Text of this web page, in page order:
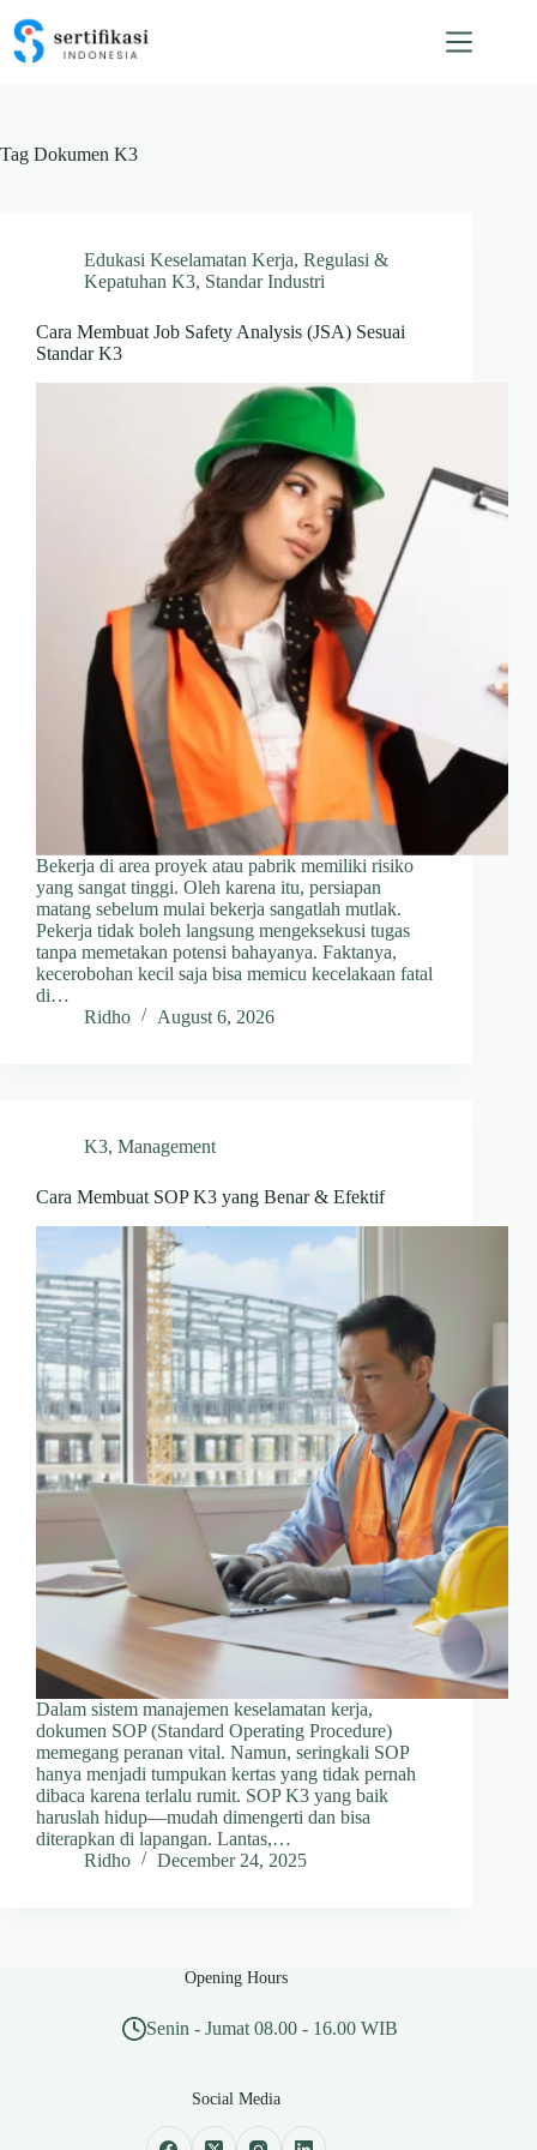
content
Tag Dokumen K3
Edukasi Keselamatan Kerja, Regulasi &
Kepatuhan K3, Standar Industri
Cara Membuat Job Safety Analysis (JSA) Sesuai
Standar K3
Bekerja di area proyek atau pabrik memiliki risiko
yang sangat tinggi. Oleh karena itu, persiapan
matang sebelum mulai bekerja sangatlah mutlak.
Pekerja tidak boleh langsung mengeksekusi tugas
tanpa memetakan potensi bahayanya. Faktanya,
kecerobohan kecil saja bisa memicu kecelakaan fatal
di…
Ridho
August 6, 2026
K3, Management
Cara Membuat SOP K3 yang Benar & Efektif
Dalam sistem manajemen keselamatan kerja,
dokumen SOP (Standard Operating Procedure)
memegang peranan vital. Namun, seringkali SOP
hanya menjadi tumpukan kertas yang tidak pernah
dibaca karena terlalu rumit. SOP K3 yang baik
haruslah hidup—mudah dimengerti dan bisa
diterapkan di lapangan. Lantas,…
Ridho
December 24, 2025
Opening Hours
Senin - Jumat 08.00 - 16.00 WIB
Social Media